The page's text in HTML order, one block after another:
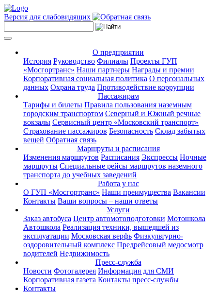
Версия для слабовидящих
О предприятии
История Руководство Филиалы Проекты ГУП
«Мосгортранс» Наши партнеры Награды и премии
Корпоративная социальная политика О персональных
данных Охрана труда Противодействие коррупции
Пассажирам
Тарифы и билеты Правила пользования наземным
городским транспортом Северный и Южный речные
вокзалы Сервисный центр «Московский транспорт»
Страхование пассажиров Безопасность Склад забытых
вещей Обратная связь
Маршруты и расписания
Изменения маршрутов Расписания Экспрессы Ночные
маршруты Специальные рейсы маршрутов наземного
транспорта до учебных заведений
Работа у нас
О ГУП «Мосгортранс» Наши преимущества Вакансии
Контакты Ваши вопросы – наши ответы
Услуги
Заказ автобуса Центр автомотоподготовки Мотошкола
Автошкола Реализация техники, вышедшей из
эксплуатации Московская верфь Физкультурно-
оздоровительный комплекс Предрейсовый медосмотр
водителей Недвижимость
Пресс-служба
Новости Фотогалерея Информация для СМИ
Корпоративная газета Контакты пресс-службы
Контакты